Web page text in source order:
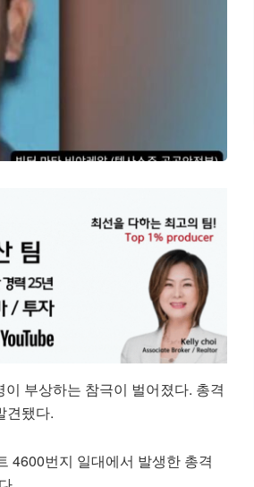
부상하는 참극이 벌어졌다. 총격
견됐다.
4600번지 일대에서 발생한 총격